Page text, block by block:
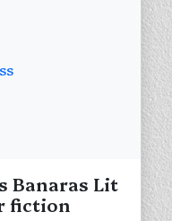
Banaras Lit
fiction